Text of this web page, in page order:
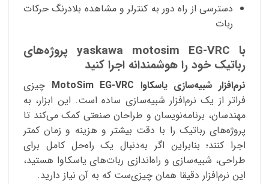
دسترسی از راه دور به کنترلر و مشاهده بلادرنگ حرکات
ربات
با yaskawa motosim EG-VRC پروژه‌های
رباتیک خود را هوشمندانه اجرا کنید
نرم‌افزار شبیه‌سازی یاسکاوا MotoSim EG-VRC
چیزی
فراتر از یک نرم‌افزار شبیه‌سازی ساده است. این ابزار، به
مهندسان، برنامه‌نویسان و طراحان صنعتی کمک می‌کند تا
پروژه‌های رباتیک را با دقت بیشتر و هزینه و زمان کمتر
اجرا کنند؛ بنابراین اگر به‌دنبال یک راه‌حل کامل برای
طراحی، شبیه‌سازی و راه‌اندازی ربات‌های یاسکاوا هستید،
این نرم‌افزار دقیقا همان چیزی‌ست که به آن نیاز دارید.